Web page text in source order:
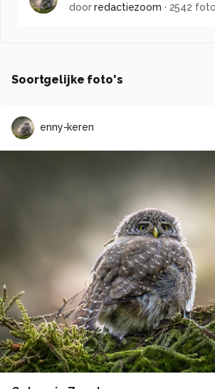
doorredactiezoom · 2542
Soortgelijke foto's
enny-keren